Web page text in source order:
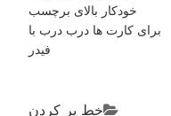
خودکار بالای برچسب
برای کارت ها درب درب با
فیدر
خط پر کردن